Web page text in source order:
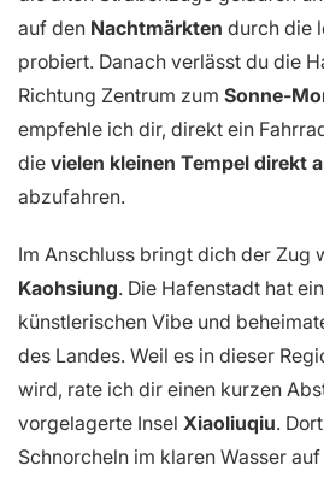
auf den Nachtmärkten durch die
probiert. Danach verlässt du die
Richtung Zentrum zum Sonne-
empfehle ich dir, direkt ein
die vielen kleinen Tempel direkt
abzufahren.
Im Anschluss bringt dich der Zug
Kaohsiung. Die Hafenstadt hat
künstlerischen Vibe und
des Landes. Weil es in dieser
wird, rate ich dir einen kurzen
vorgelagerte Insel Xiaoliuqiu.
Schnorcheln im klaren Wasser